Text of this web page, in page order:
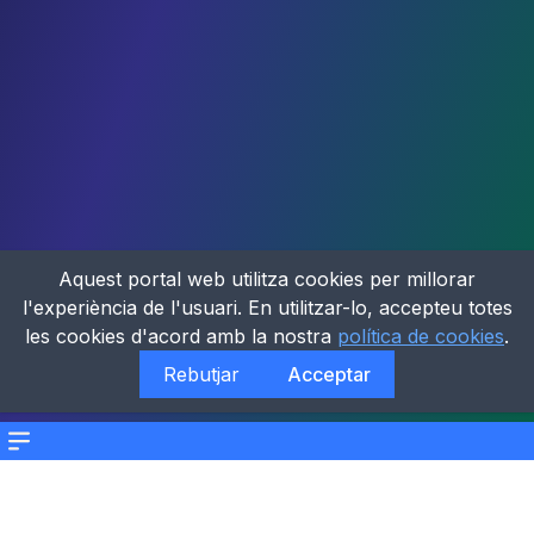
Menu
Aquest portal web utilitza cookies per millorar
l'experiència de l'usuari. En utilitzar-lo, accepteu totes
les cookies d'acord amb la nostra política de cookies.
Rebutjar
Acceptar